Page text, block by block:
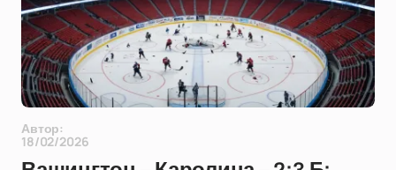
Автор:
18/02/2026